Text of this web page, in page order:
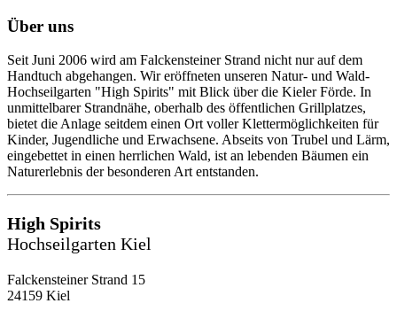
Über uns
Seit Juni 2006 wird am Falckensteiner Strand nicht nur auf dem
Handtuch abgehangen. Wir eröffneten unseren Natur- und Wald-
Hochseilgarten "High Spirits" mit Blick über die Kieler Förde. In
unmittelbarer Strandnähe, oberhalb des öffentlichen Grillplatzes,
bietet die Anlage seitdem einen Ort voller Klettermöglichkeiten für
Kinder, Jugendliche und Erwachsene. Abseits von Trubel und Lärm,
eingebettet in einen herrlichen Wald, ist an lebenden Bäumen ein
Naturerlebnis der besonderen Art entstanden.
High Spirits
Hochseilgarten Kiel
Falckensteiner Strand 15
24159 Kiel